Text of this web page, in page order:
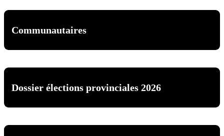
Communautaires
Dossier élections provinciales 2026